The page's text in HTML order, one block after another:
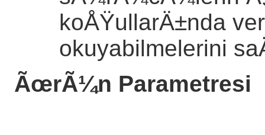
koÅŸullarÄ±nda
okuyabilmelerini
ÃœrÃ¼n Parametresi